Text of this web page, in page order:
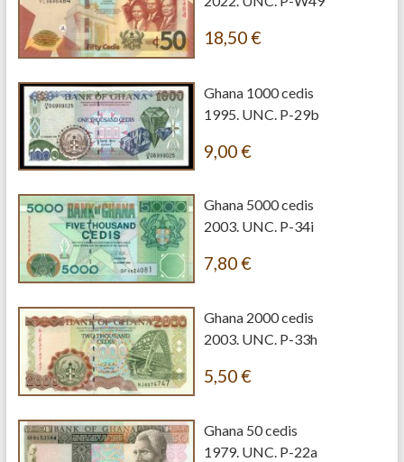
18,50€
Ghana 1000 cedis
1995. UNC. P-29b
9,00€
Ghana 5000 cedis
2003. UNC. P-34i
7,80€
Ghana 2000 cedis
2003. UNC. P-33h
5,50€
Ghana 50 cedis
1979. UNC. P-22a